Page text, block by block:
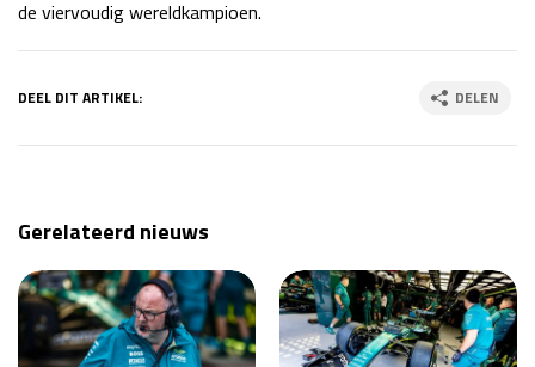
de viervoudig wereldkampioen.
DEEL DIT ARTIKEL: DELEN
Gerelateerd nieuws